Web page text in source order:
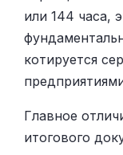
или 144 часа,
котируется
Главное
итогового